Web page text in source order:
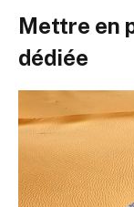
Mettre en
dédiée